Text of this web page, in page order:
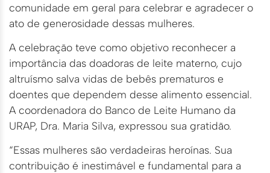
comunidade em geral para celebrar e agradecer o
ato de generosidade dessas mulheres.
A celebração teve como objetivo reconhecer a
importância das doadoras de leite materno, cujo
altruísmo salva vidas de bebês prematuros e
doentes que dependem desse alimento essencial.
A coordenadora do Banco de Leite Humano da
URAP, Dra. Maria Silva, expressou sua gratidão.
“Essas mulheres são verdadeiras heroínas. Sua
contribuição é inestimável e fundamental para a